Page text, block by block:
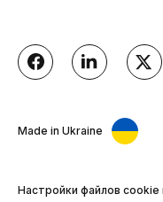
Made in Ukraine
Настройки файлов cookie